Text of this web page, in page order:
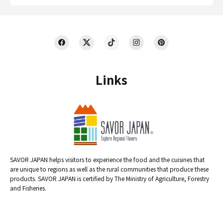
Links
SAVOR JAPAN helps visitors to experience the food and the cuisines that
are unique to regions as well as the rural communities that produce these
products. SAVOR JAPAN is certified by The Ministry of Agriculture, Forestry
and Fisheries.